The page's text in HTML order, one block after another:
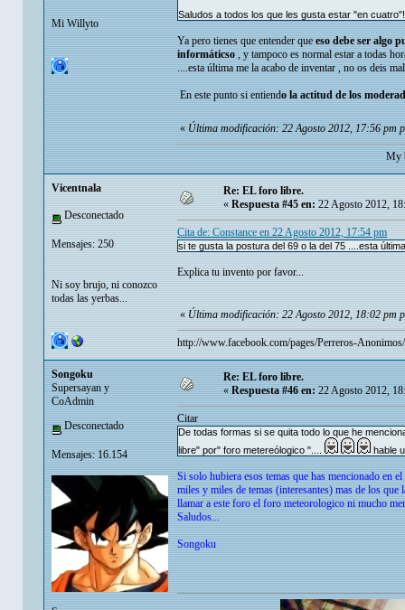
Mi Willyto
Saludos a todos los que les gusta estar "en
Ya pero tienes que entender queeso debe ser algo
informáticso, y tampoco es normal estar a todas
....esta última me la acabo de inventar , no os deis
En este punto si entiendo la actitud de los
«Última modificación: 22 Agosto 2012, 17:56 pm
My
Vicentnala
Desconectado
Mensajes: 250
Ni soy brujo, ni conozco
todas las yerbas...
Re: EL foro libre.
« Respuesta #45 en: 22 Agosto 2012,
Cita de: Constance en 22 Agosto 2012, 17:54 pm
si te gusta la postura del 69 o la del 75 ....esta
Explica tu invento por favor...
« Última modificación: 22 Agosto 2012, 18:02 pm
http://www.facebook.com/pages/Perreros-
Songoku
Supersayan y
CoAdmin
Desconectado
Mensajes: 16.154
Re: EL foro libre.
«Respuesta #46 en:22 Agosto 2012,
Citar
De todas formas si se quita todo lo que he
libre" por" foro metereólogico "....
hable
Si solo hubiera esos temas que has mencionado en
miles y miles de temas (interesantes) mas de los
llamar a este foro el foro meteorologico ni mucho
Saludos...
Songoku